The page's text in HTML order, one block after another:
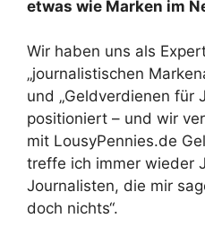
etwas wie Marken im
Wir haben uns als
„journalistischen
und „Geldverdienen für
positioniert – und wir
mit LousyPennies.de
treffe ich immer wieder
Journalisten, die mir
doch nichts“.